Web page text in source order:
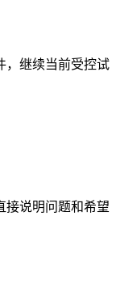
，继续当前受控试
接说明问题和希望